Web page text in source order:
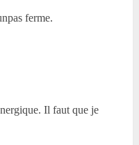
ferme.
Il faut que je